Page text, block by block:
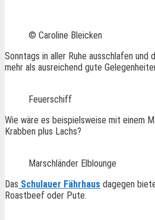
© Caroline Bleicken
Sonntags in aller Ruhe ausschlafen
mehr als ausreichend gute
Feuerschiff
Wie wäre es beispielsweise mit einem
Krabben plus Lachs?
Marschländer Elblounge
Das Schulauer Fährhaus dagegen
Roastbeef oder Pute.